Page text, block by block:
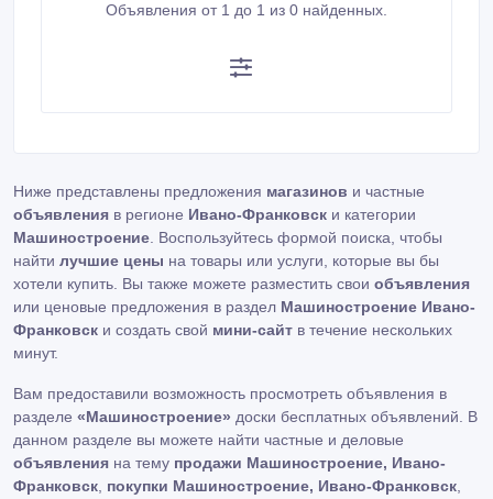
Объявления от 1 до 1 из 0 найденных.
Ниже представлены предложения магазинов и частные
объявления в регионе Ивано-Франковск и категории
Машиностроение . Воспользуйтесь формой поиска, чтобы
найти лучшие цены на товары или услуги, которые вы бы
хотели купить. Вы также можете разместить свои объявления
или ценовые предложения в раздел Машиностроение Ивано-
Франковск и создать свой мини-сайт в течение нескольких
минут.
Вам предоставили возможность просмотреть объявления в
разделе «Машиностроение» доски бесплатных объявлений. В
данном разделе вы можете найти частные и деловые
объявления на тему продажи Машиностроение, Ивано-
Франковск покупки Машиностроение, Ивано-Франковск